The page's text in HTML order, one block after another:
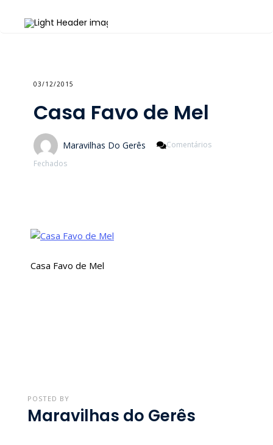
03/12/2015
Casa Favo de Mel
Maravilhas Do Gerês
Comentários
FechadosEm
Casa Favo de Mel
POSTED BY
Maravilhas do Gerês